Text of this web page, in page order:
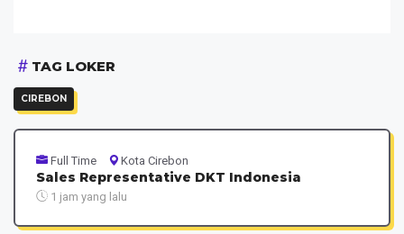
TAG LOKER
CIREBON
Full Time Kota Cirebon
Sales Representative DKT Indonesia
1 jam yang lalu